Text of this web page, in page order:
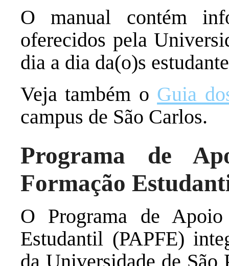
O manual contém
oferecidos pela
dia a dia da(o)s
Veja também o Guia
campus de São Carlos.
Programa de
Formação
O Programa de
Estudantil (PAPFE)
da Universidade de São